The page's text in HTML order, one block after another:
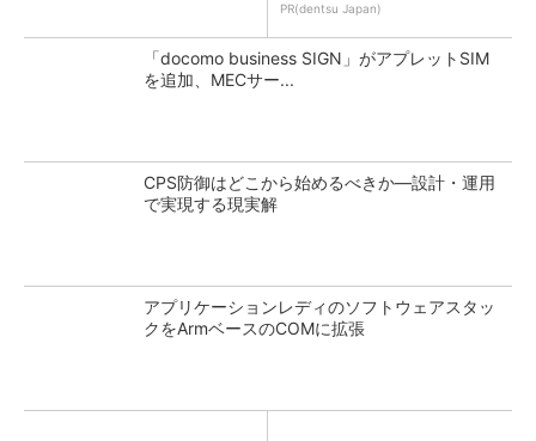
PR(dentsu Japan)
「docomo business SIGN」がアプレットSIM
を追加、MECサー...
CPS防御はどこから始めるべきか―設計・運用
で実現する現実解
アプリケーションレディのソフトウェアスタッ
クをArmベースのCOMに拡張